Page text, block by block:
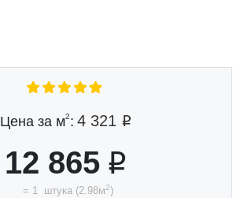
Цена за м2: 4 321
12 865
= 1 штука(2.98м2)